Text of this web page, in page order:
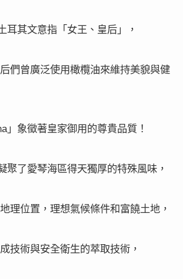
耳其文意指「女王、皇后」，
們曾廣泛使用橄欖油來維持美貌與健
」象徵著皇家御用的尊貴品質！
聚了愛琴海區得天獨厚的特殊風味，
理位置，理想氣候條件和富饒土地，
技術與安全衛生的萃取技術，